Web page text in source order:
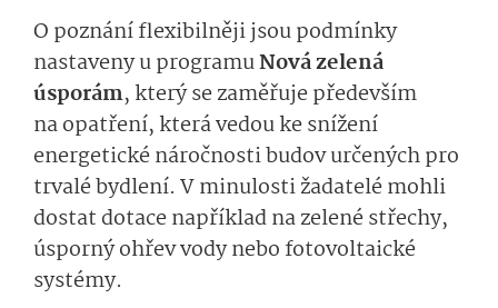
O poznání flexibilněji jsou podmínky
nastaveny u programuNová zelená
úsporám, který se zaměřuje především
naopatření, která vedou ke snížení
energetické náročnosti budov určených pro
trvalé bydlení. V mi­nulosti žadatelé mohli
dostat dotace například na zelené střechy,
úsporný ohřev vody nebo fotovoltaické
systémy.